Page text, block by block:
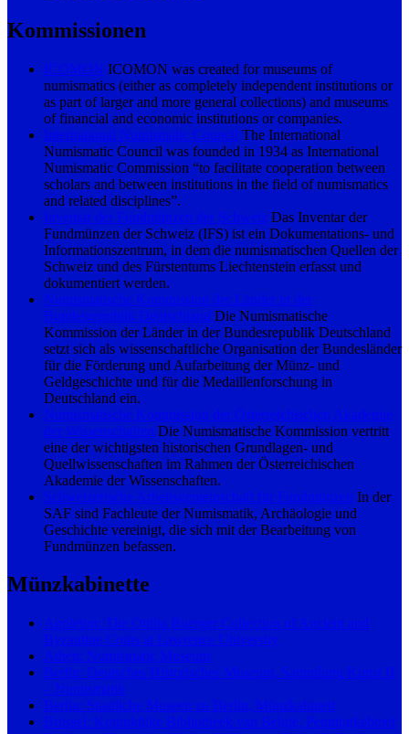
Kommissionen
ICOMON ICOMON was created for museums of
numismatics (either as completely independent institutions or
as part of larger and more general collections) and museums
of financial and economic institutions or companies.
International Numismatic Council The International
Numismatic Council was founded in 1934 as International
Numismatic Commission “to facilitate cooperation between
scholars and between institutions in the field of numismatics
and related disciplines”.
Inventar der Fundmünzen der Schweiz Das Inventar der
Fundmünzen der Schweiz (IFS) ist ein Dokumentations- und
Informationszentrum, in dem die numismatischen Quellen der
Schweiz und des Fürstentums Liechtenstein erfasst und
dokumentiert werden.
Numismatische Kommission der Länder in der
Bundesrepublik Deutschland Die Numismatische
Kommission der Länder in der Bundesrepublik Deutschland
setzt sich als wissenschaftliche Organisation der Bundesländer
für die Förderung und Aufarbeitung der Münz- und
Geldgeschichte und für die Medaillenforschung in
Deutschland ein.
Numismatische Kommission der Österreichischen Akademie
der Wissenschaften Die Numismatische Kommission vertritt
eine der wichtigsten historischen Grundlagen- und
Quellwissenschaften im Rahmen der Österreichischen
Akademie der Wissenschaften.
Schweizerische Arbeitsgemeinschaft für Fundmünzen In der
SAF sind Fachleute der Numismatik, Archäologie und
Geschichte vereinigt, die sich mit der Bearbeitung von
Fundmünzen befassen.
Münzkabinette
Appleton: The Ottilia Buerger Collection of Ancient and
Byzantine Coins at Lawrence University
Athen: Numismatic Museum
Berlin: Deutsches Historisches Museum, Sammlung Kunst II
– Numismatik
Berlin: Staatliche Museen zu Berlin, Münzkabinett
Brüssel: Koninklijke Bibliotheek van België, Penningkabinet